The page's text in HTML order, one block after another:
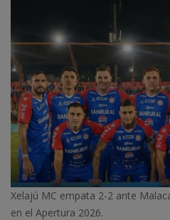
Xelajú MC empata 2-2 ante
en el Apertura 2026.